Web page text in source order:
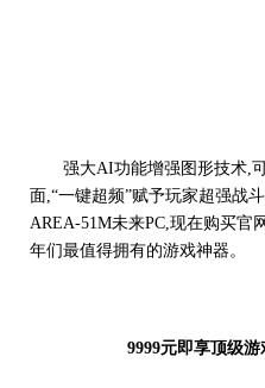
强大AI功能增强图形技术,
面,“一键超频”赋予玩家超强战
AREA-51M未来PC,现在购买官
年们最值得拥有的游戏神器。
9999元即享顶级